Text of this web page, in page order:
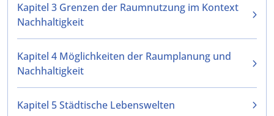
Kapitel 3 Grenzen der Raumnutzung im Kontext
Nachhaltigkeit
Kapitel 4 Möglichkeiten der Raumplanung und
Nachhaltigkeit
Kapitel 5 Städtische Lebenswelten